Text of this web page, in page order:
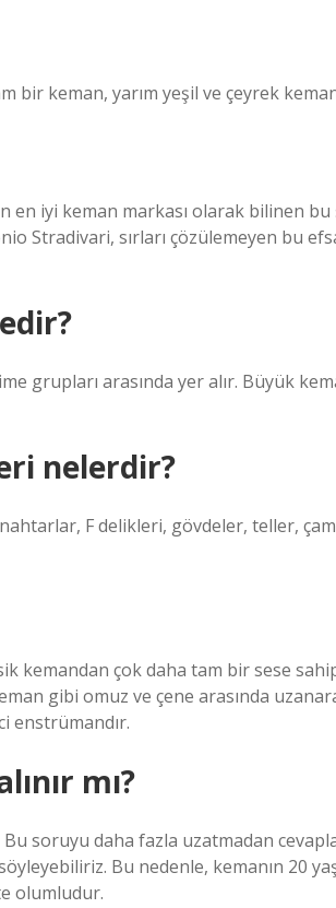
bir keman, yarım yeşil ve çeyrek
en iyi keman markası olarak bilinen
Stradivari, sırları çözülemeyen bu
grupları arasında yer alır. Büyük
nelerdir?
F delikleri, gövdeler, teller,
kemandan çok daha tam bir sese
gibi omuz ve çene arasında
enstrümandır.
mı?
soruyu daha fazla uzatmadan
Bu nedenle, kemanın 20
olumludur.